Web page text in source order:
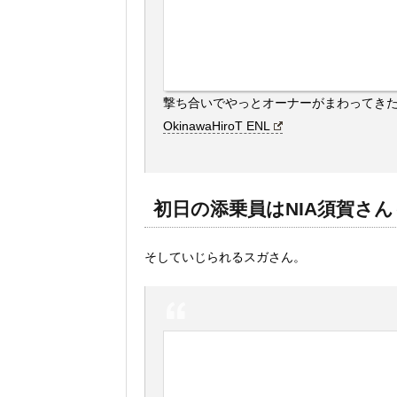
撃ち合いでやっとオーナーがまわってきた
OkinawaHiroT ENL
初日の添乗員はNIA須賀さ
そしていじられるスガさん。